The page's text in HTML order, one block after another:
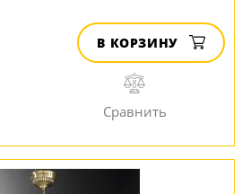
В КОРЗИНУ